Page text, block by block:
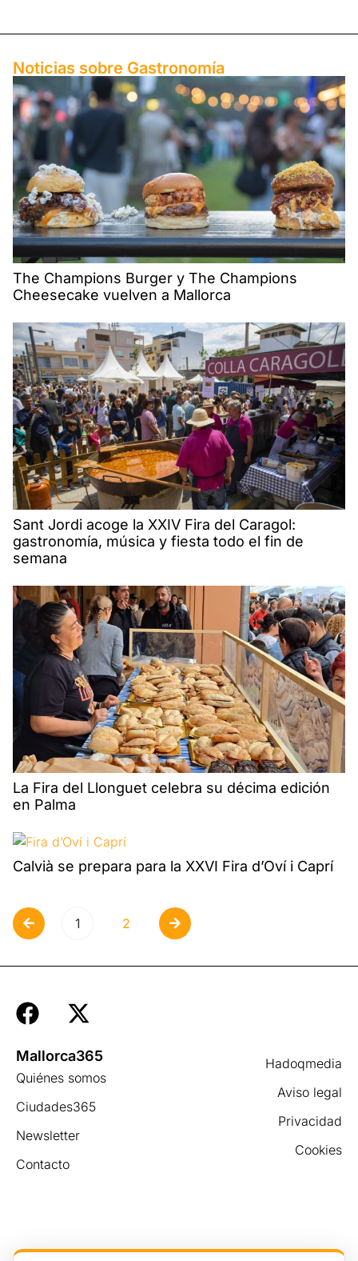
Noticias sobre ​Gastronomía
The Champions Burger y The Champions
Cheesecake vuelven a Mallorca
Sant Jordi acoge la XXIV Fira del Caragol:
gastronomía, música y fiesta todo el fin de
semana
La Fira del Llonguet celebra su décima edición
en Palma
Calvià se prepara para la XXVI Fira d’Oví i Caprí
1 2
Hadoqmedia
Aviso legal
Privacidad
Cookies
Mallorca365
Quiénes somos
Ciudades365
Newsletter
Contacto